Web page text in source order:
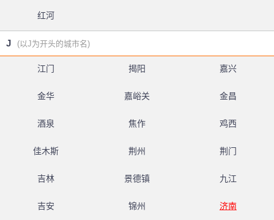
红河
J (以J为开头的城市名)
江门 揭阳 嘉兴
金华 嘉峪关 金昌
酒泉 焦作 鸡西
佳木斯 荆州 荆门
吉林 景德镇 九江
吉安 锦州 济南